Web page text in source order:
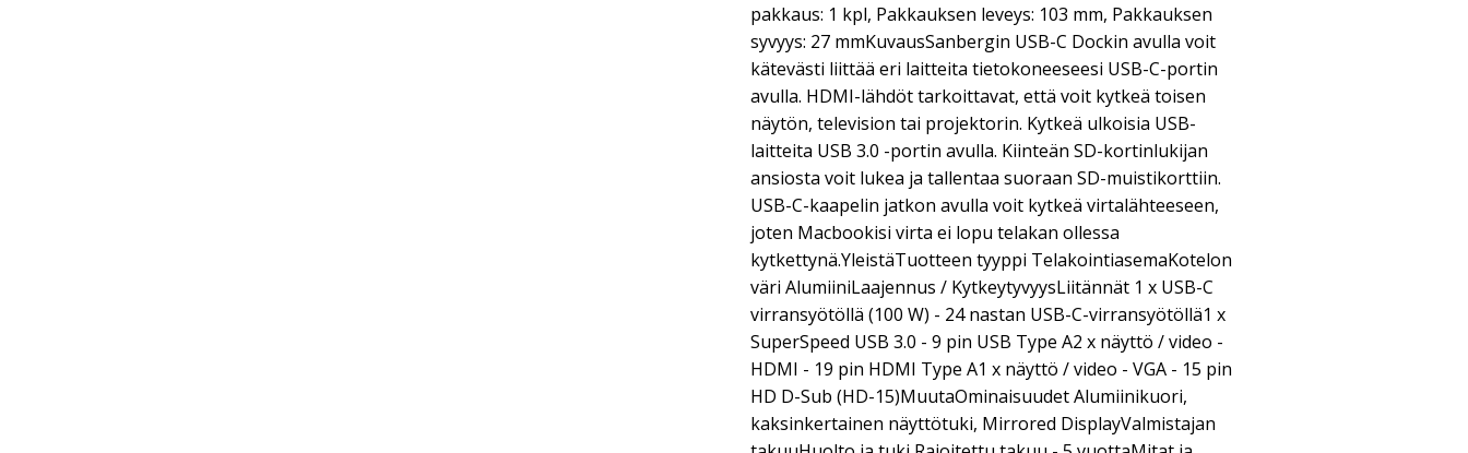
pakkaus: 1 kpl, Pakkauksen leveys: 103 mm, Pakkauksen
syvyys: 27 mmKuvausSanbergin USB-C Dockin avulla voit
kätevästi liittää eri laitteita tietokoneeseesi USB-C-portin
avulla. HDMI-lähdöt tarkoittavat, että voit kytkeä toisen
näytön, television tai projektorin. Kytkeä ulkoisia USB-
laitteita USB 3.0 -portin avulla. Kiinteän SD-kortinlukijan
ansiosta voit lukea ja tallentaa suoraan SD-muistikorttiin.
USB-C-kaapelin jatkon avulla voit kytkeä virtalähteeseen,
joten Macbookisi virta ei lopu telakan ollessa
kytkettynä.YleistäTuotteen tyyppi TelakointiasemaKotelon
väri AlumiiniLaajennus / KytkeytyvyysLiitännät 1 x USB-C
virransyötöllä (100 W) - 24 nastan USB-C-virransyötöllä1 x
SuperSpeed USB 3.0 - 9 pin USB Type A2 x näyttö / video -
HDMI - 19 pin HDMI Type A1 x näyttö / video - VGA - 15 pin
HD D-Sub (HD-15)MuutaOminaisuudet Alumiinikuori,
kaksinkertainen näyttötuki, Mirrored DisplayValmistajan